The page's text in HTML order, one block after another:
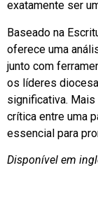
exatamente ser
Baseado na
oferece uma
junto com
os líderes
significativa. Mais
crítica entre uma
essencial para
Disponível em